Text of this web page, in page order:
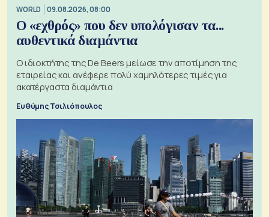
WORLD 09.08.2026, 08:00
Ο «εχθρός» που δεν υπολόγισαν τα...
αυθεντικά διαμάντια
Ο ιδιοκτήτης της De Beers μείωσε την αποτίμηση της
εταιρείας και ανέφερε πολύ χαμηλότερες τιμές για
ακατέργαστα διαμάντια
Ευθύμης Τσιλιόπουλος